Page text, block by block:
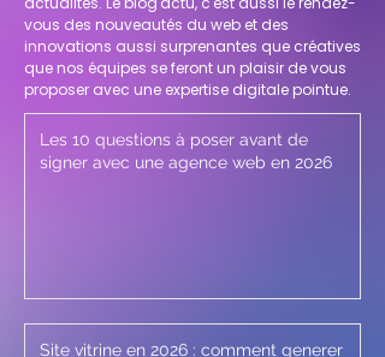
vous des nouveautés du web et des
innovations aussi surprenantes que créatives
que nos équipes se feront un plaisir de vous
proposer avec une expertise digitale pointue.
Les 10 questions à poser avant de
signer avec une agence web en 2026
Site vitrine en 2026 : comment generer